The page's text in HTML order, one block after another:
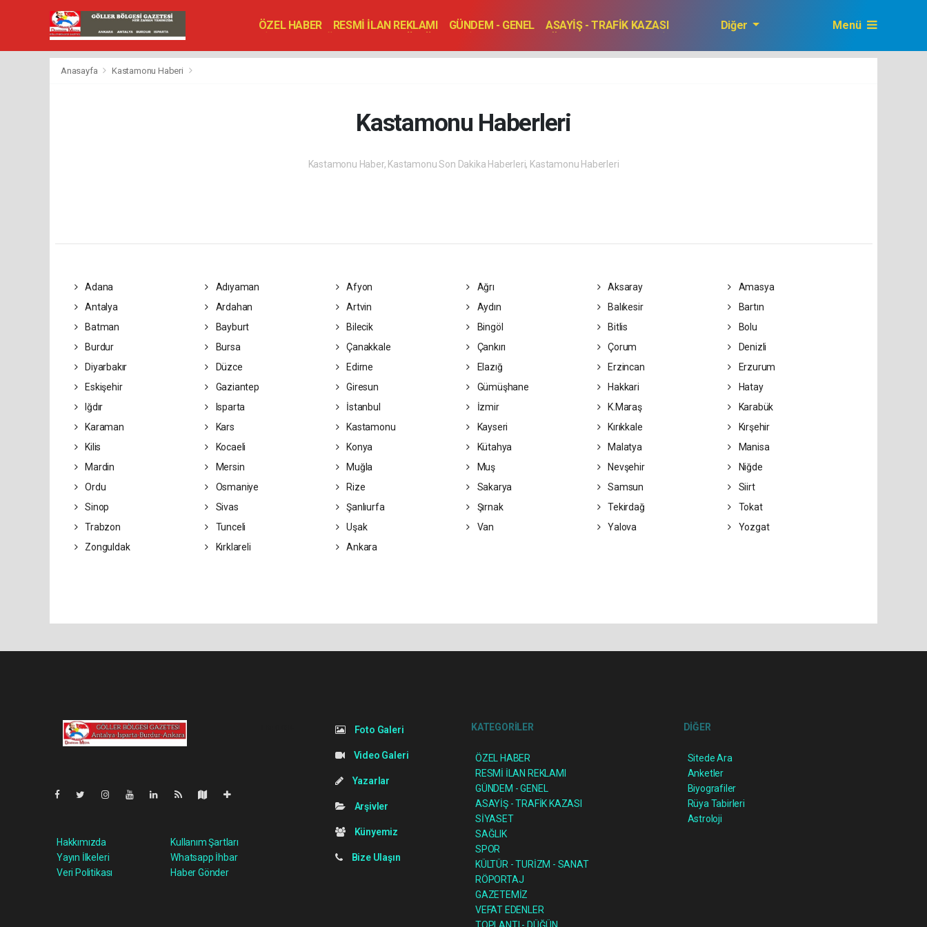
ÖZEL HABER RESMİ İLAN REKLAMI GÜNDEM - GENEL
ASAYİŞ - TRAFİK KAZASI
VEFAT EDENLER
TOPLANTI - DÜĞÜN
Diğer Menü
Anasayfa Kastamonu Haberi
Kastamonu Haberleri
Kastamonu Haber, Kastamonu Son Dakika Haberleri, Kastamonu Haberleri
Adana Adıyaman Afyon Ağrı Aksaray
Amasya
Antalya
Ardahan Artvin Aydın Balıkesir
Bartın
Batman
Bayburt Bilecik Bingöl Bitlis
Bolu
Burdur
Bursa Çanakkale Çankırı Çorum
Denizli
Diyarbakır
Düzce Edirne Elazığ Erzincan
Erzurum
Eskişehir
Gaziantep Giresun Gümüşhane Hakkari
Hatay
Iğdır
Isparta İstanbul İzmir K.Maraş
Karabük
Karaman
Kars Kastamonu Kayseri Kırıkkale
Kırşehir
Kilis
Kocaeli Konya Kütahya Malatya
Manisa
Mardin
Mersin Muğla Muş Nevşehir
Niğde
Ordu
Osmaniye Rize Sakarya Samsun
Siirt
Sinop
Sivas Şanlıurfa Şırnak Tekirdağ
Tokat
Trabzon
Tunceli Uşak Van Yalova
Yozgat
Zonguldak
Kırklareli Ankara
Hakkımızda
Yayın İlkeleri
Veri Politikası
Kullanım Şartları
Whatsapp İhbar
Haber Gönder
Foto Galeri
Video Galeri
Yazarlar
Arşivler
Künyemiz
Bize Ulaşın
KATEGORİLER
ÖZEL HABER
RESMİ İLAN REKLAMI
GÜNDEM - GENEL
ASAYİŞ - TRAFİK KAZASI
SİYASET
SAĞLIK
SPOR
KÜLTÜR - TURİZM - SANAT
RÖPORTAJ
GAZETEMİZ
VEFAT EDENLER
DİĞER
Sitede Ara
Anketler
Biyografiler
Rüya Tabirleri
Astroloji